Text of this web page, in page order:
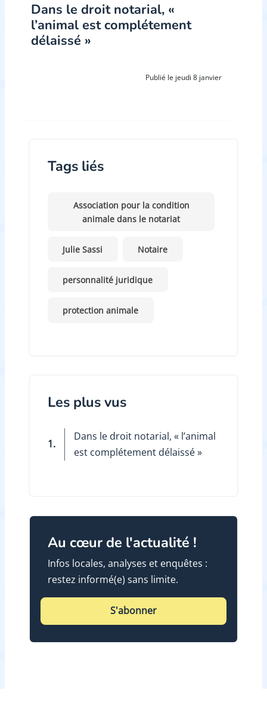
Dans le droit notarial, «
l’animal est complétement
délaissé »
Publié le jeudi 8 janvier
Tags liés
Association pour la condition
animale dans le notariat
Julie Sassi Notaire
personnalité juridique
protection animale
Les plus vus
1.
Dans le droit notarial, « l’animal
est complétement délaissé »
Au cœur de l'actualité !
Infos locales, analyses et enquêtes :
restez informé(e) sans limite.
S'abonner